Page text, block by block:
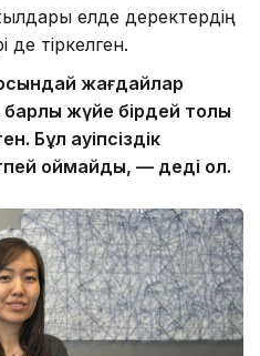
елде деректердің
де тіркелген.
жағдайлар
жүйе бірдей толық
Бұл қауіпсіздік
қоймайды, — деді ол.